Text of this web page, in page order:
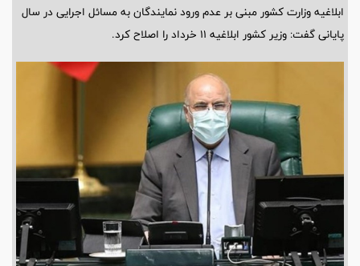
ابلاغیه وزارت کشور مبنی بر عدم ورود نمایندگان به مسائل اجرایی در سال
پایانی گفت: وزیر کشور ابلاغیه ۱۱ خرداد را اصلاح کرد.